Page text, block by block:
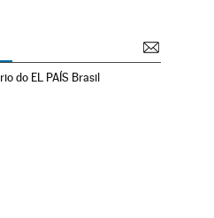
do EL PAÍS Brasil